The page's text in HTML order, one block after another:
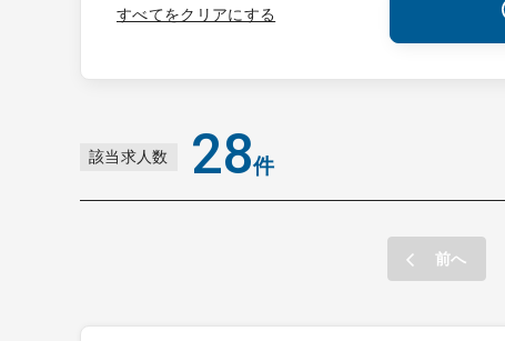
すべてをクリアにする
該当求人数 28件
前へ